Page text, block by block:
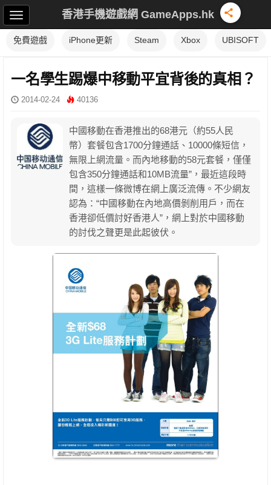
香港手機遊戲網 GameApps.hk
免費遊戲 iPhone更新 Steam Xbox UBISOFT
一名學生踢爆中移動平宜背後的真相？
2014-02-24 40136
中國移動在香港推出的68港元（約55人民
幣）套餐包含1700分鐘通話、10000條短信，
無限上網流量。而內地移動的58元套餐，僅僅
包含350分鐘通話和10MB流量”，最近這段時
間，這樣一條微博在網上廣泛流傳。不少網友
認為：“中國移動在內地高價剝削用戶，而在
香港卻低價討好香港人”，網上對於中國移動
的討伐之聲更是此起彼伏。